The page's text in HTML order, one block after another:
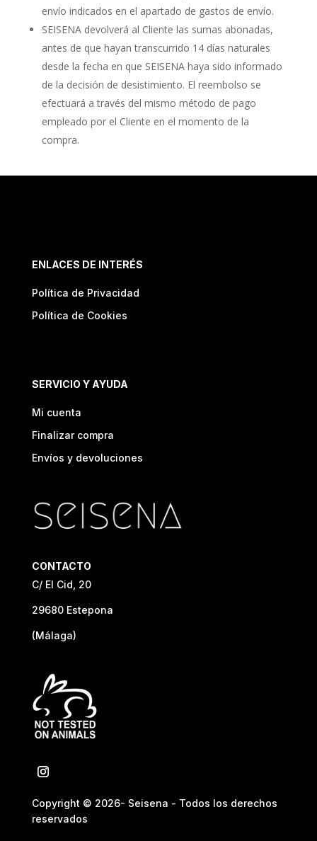
envío indicados en el apartado de gastos de envío.
SEISENA devolverá al Cliente las sumas abonadas,
antes de que hayan transcurrido 14 días naturales
desde la fecha en que SEISENA haya sido informado
de la decisión de desistimiento. El reembolso se
efectuará a través del mismo método de pago
empleado por el Cliente en el momento de la
compra.
ENLACES DE INTERÉS
Política de Privacidad
Política de Cookies
SERVICIO Y AYUDA
Mi cuenta
Finalizar compra
Envíos y devoluciones
CONTACTO
C/ El Cid, 20
29680 Estepona
(Málaga)
Copyright © 2026- Seisena - Todos los derechos
reservados